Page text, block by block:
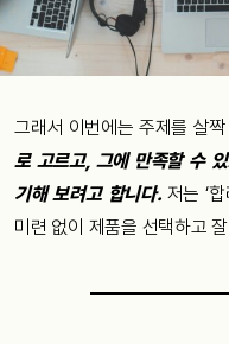
그래서 이번에는 주제를 살
로 고르고, 그에 만족할 수
기해 보려고 합니다. 저는 ‘
미련 없이 제품을 선택하고